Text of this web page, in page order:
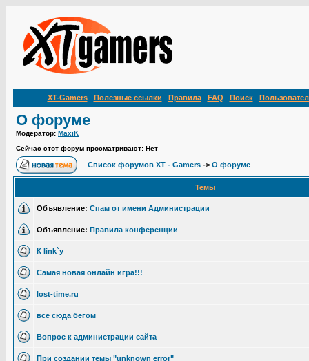
XT-Gamers Полезные ссылки Правила FAQ Поиск
О форуме
Модератор: MaxiK
Сейчас этот форум просматривают: Нет
Список форумов XT - Gamers -> О форуме
Темы
Объявление: Спам от имени Администрации
Объявление: Правила конференции
К link`y
Самая новая онлайн игра!!!
lost-time.ru
все сюда бегом
Вопрос к администрации сайта
При создании темы "unknown error"